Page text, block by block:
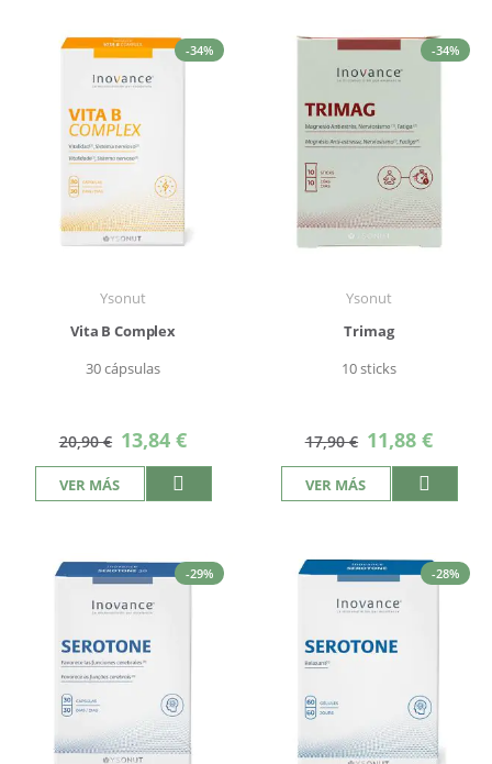
-34%
Ysonut
Vita B Complex
30 cápsulas
20,90 € Precio
especial
13,84 €
VER MÁS
-34%
Ysonut
Trimag
10 sticks
17,90 € Precio
especial
11,88 €
VER MÁS
-29% -28%